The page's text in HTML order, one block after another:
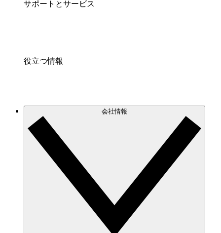
サポートとサービス
役立つ情報
会社情報